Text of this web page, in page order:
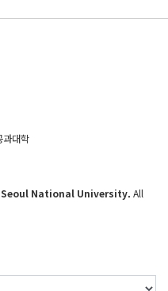
대학
National University. All